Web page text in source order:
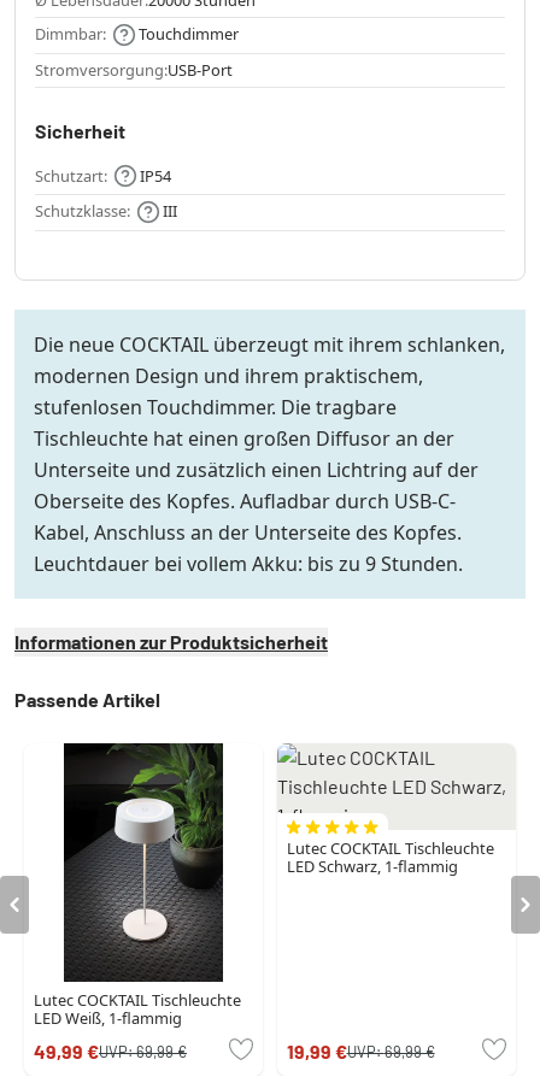
Dimmbar:
Touchdimmer
Stromversorgung:USB-Port
Sicherheit
Schutzart:
IP54
Schutzklasse:
III
Die neue COCKTAIL überzeugt mit ihrem schlanken,
modernen Design und ihrem praktischem,
stufenlosen Touchdimmer. Die tragbare
Tischleuchte hat einen großen Diffusor an der
Unterseite und zusätzlich einen Lichtring auf der
Oberseite des Kopfes. Aufladbar durch USB-C-
Kabel, Anschluss an der Unterseite des Kopfes.
Leuchtdauer bei vollem Akku: bis zu 9 Stunden.
Informationen zur Produktsicherheit
Passende Artikel
Lutec COCKTAIL Tischleuchte
LED Weiß, 1-flammig
49,99 €UVP:69,99 €
Lutec COCKTAIL Tischleuchte
LED Schwarz, 1-flammig
19,99 €UVP:69,99 €